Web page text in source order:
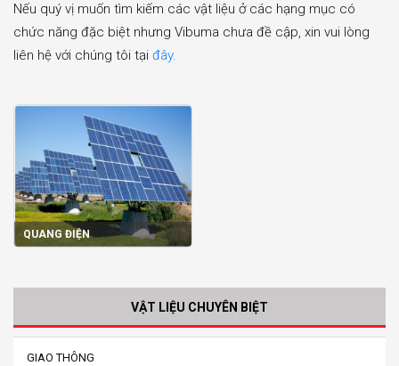
Nếu quý vị muốn tìm kiếm các vật liệu ở các hạng mục có
chức năng đặc biệt nhưng Vibuma chưa đề cập, xin vui lòng
liên hệ với chúng tôi tại đây.
QUANG ĐIỆN
VẬT LIỆU CHUYÊN BIỆT
GIAO THÔNG